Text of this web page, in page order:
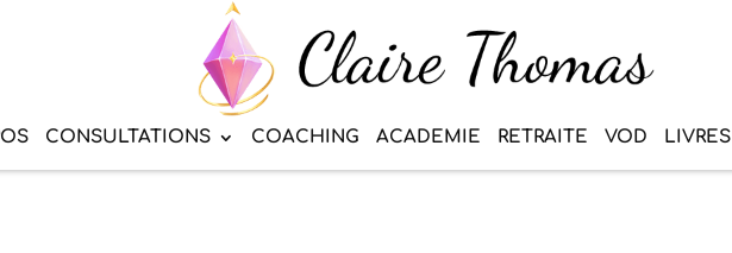
CONSULTATIONS COACHING ACADEMIE RETRAITE VOD LIVRES